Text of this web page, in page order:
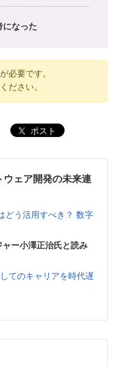
になった
が必要です。
ださい。
ポスト
ェア開発の未来連
どう活用すべき？ 数字
ー小澤正治氏と読み
てのキャリアを時代遅